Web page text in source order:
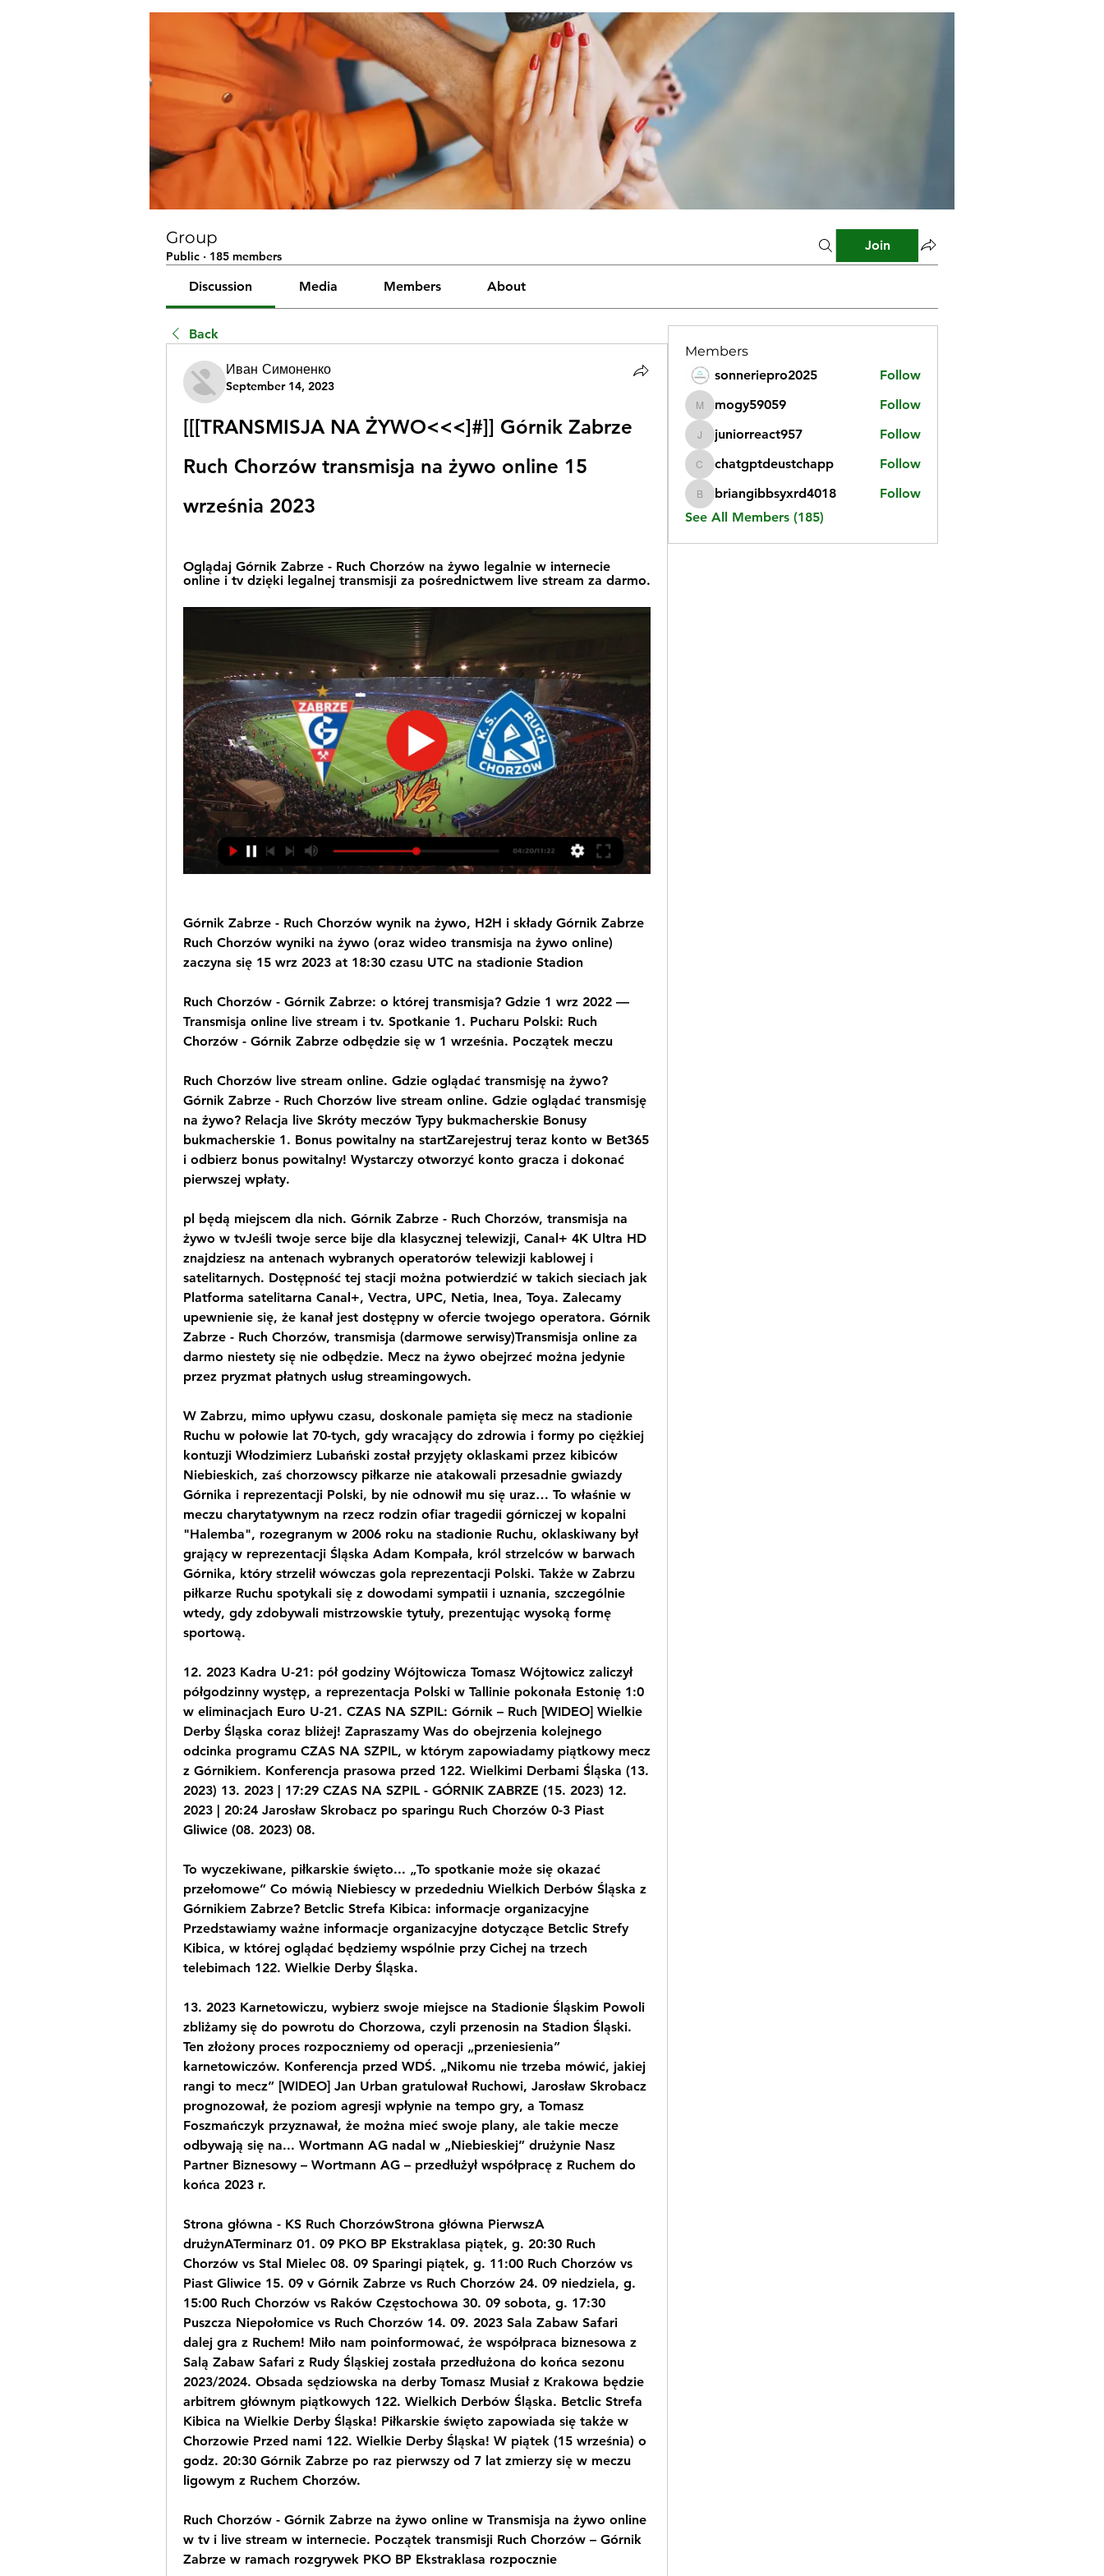
Group
Public · 185 members
Join
Discussion Media Members About
Back
Иван Симоненко
September 14, 2023
[[[TRANSMISJA NA ŻYWO<<<]#]] Górnik Zabrze
Ruch Chorzów transmisja na żywo online 15
września 2023
Oglądaj Górnik Zabrze - Ruch Chorzów na żywo legalnie w internecie
online i tv dzięki legalnej transmisji za pośrednictwem live stream za darmo.
Górnik Zabrze - Ruch Chorzów wynik na żywo, H2H i składy Górnik Zabrze
Ruch Chorzów wyniki na żywo (oraz wideo transmisja na żywo online)
zaczyna się 15 wrz 2023 at 18:30 czasu UTC na stadionie Stadion
Ruch Chorzów - Górnik Zabrze: o której transmisja? Gdzie 1 wrz 2022 —
Transmisja online live stream i tv. Spotkanie 1. Pucharu Polski: Ruch
Chorzów - Górnik Zabrze odbędzie się w 1 września. Początek meczu
Ruch Chorzów live stream online. Gdzie oglądać transmisję na żywo?
﻿Górnik Zabrze - Ruch Chorzów live stream online. Gdzie oglądać transmisję
na żywo? Relacja live Skróty meczów Typy bukmacherskie Bonusy
bukmacherskie 1. Bonus powitalny na startZarejestruj teraz konto w Bet365
i odbierz bonus powitalny! Wystarczy otworzyć konto gracza i dokonać
pierwszej wpłaty.
pl będą miejscem dla nich. Górnik Zabrze - Ruch Chorzów, transmisja na
żywo w tvJeśli twoje serce bije dla klasycznej telewizji, Canal+ 4K Ultra HD
znajdziesz na antenach wybranych operatorów telewizji kablowej i
satelitarnych. Dostępność tej stacji można potwierdzić w takich sieciach jak
Platforma satelitarna Canal+, Vectra, UPC, Netia, Inea, Toya. Zalecamy
upewnienie się, że kanał jest dostępny w ofercie twojego operatora. Górnik
Zabrze - Ruch Chorzów, transmisja (darmowe serwisy)Transmisja online za
darmo niestety się nie odbędzie. Mecz na żywo obejrzeć można jedynie
przez pryzmat płatnych usług streamingowych.
W Zabrzu, mimo upływu czasu, doskonale pamięta się mecz na stadionie
Ruchu w połowie lat 70-tych, gdy wracający do zdrowia i formy po ciężkiej
kontuzji Włodzimierz Lubański został przyjęty oklaskami przez kibiców
Niebieskich, zaś chorzowscy piłkarze nie atakowali przesadnie gwiazdy
Górnika i reprezentacji Polski, by nie odnowił mu się uraz… To właśnie w
meczu charytatywnym na rzecz rodzin ofiar tragedii górniczej w kopalni
"Halemba", rozegranym w 2006 roku na stadionie Ruchu, oklaskiwany był
grający w reprezentacji Śląska Adam Kompała, król strzelców w barwach
Górnika, który strzelił wówczas gola reprezentacji Polski. Także w Zabrzu
piłkarze Ruchu spotykali się z dowodami sympatii i uznania, szczególnie
wtedy, gdy zdobywali mistrzowskie tytuły, prezentując wysoką formę
sportową.
12. 2023 Kadra U-21: pół godziny Wójtowicza Tomasz Wójtowicz zaliczył
półgodzinny występ, a reprezentacja Polski w Tallinie pokonała Estonię 1:0
w eliminacjach Euro U-21. CZAS NA SZPIL: Górnik – Ruch [WIDEO] Wielkie
Derby Śląska coraz bliżej! Zapraszamy Was do obejrzenia kolejnego
odcinka programu CZAS NA SZPIL, w którym zapowiadamy piątkowy mecz
z Górnikiem. Konferencja prasowa przed 122. Wielkimi Derbami Śląska (13.
2023) 13. 2023 | 17:29 CZAS NA SZPIL - GÓRNIK ZABRZE (15. 2023) 12.
2023 | 20:24 Jarosław Skrobacz po sparingu Ruch Chorzów 0-3 Piast
Gliwice (08. 2023) 08.
To wyczekiwane, piłkarskie święto... „To spotkanie może się okazać
przełomowe” Co mówią Niebiescy w przededniu Wielkich Derbów Śląska z
Górnikiem Zabrze? Betclic Strefa Kibica: informacje organizacyjne
Przedstawiamy ważne informacje organizacyjne dotyczące Betclic Strefy
Kibica, w której oglądać będziemy wspólnie przy Cichej na trzech
telebimach 122. Wielkie Derby Śląska.
13. 2023 Karnetowiczu, wybierz swoje miejsce na Stadionie Śląskim Powoli
zbliżamy się do powrotu do Chorzowa, czyli przenosin na Stadion Śląski.
Ten złożony proces rozpoczniemy od operacji „przeniesienia”
karnetowiczów. Konferencja przed WDŚ. „Nikomu nie trzeba mówić, jakiej
rangi to mecz” [WIDEO] Jan Urban gratulował Ruchowi, Jarosław Skrobacz
prognozował, że poziom agresji wpłynie na tempo gry, a Tomasz
Foszmańczyk przyznawał, że można mieć swoje plany, ale takie mecze
odbywają się na... Wortmann AG nadal w „Niebieskiej” drużynie Nasz
Partner Biznesowy – Wortmann AG – przedłużył współpracę z Ruchem do
końca 2023 r.
Strona główna - KS Ruch ChorzówStrona główna PierwszA
drużynATerminarz 01. 09 PKO BP Ekstraklasa piątek, g. 20:30 Ruch
Chorzów vs Stal Mielec 08. 09 Sparingi piątek, g. 11:00 Ruch Chorzów vs
Piast Gliwice 15. 09 v Górnik Zabrze vs Ruch Chorzów 24. 09 niedziela, g.
15:00 Ruch Chorzów vs Raków Częstochowa 30. 09 sobota, g. 17:30
Puszcza Niepołomice vs Ruch Chorzów 14. 09. 2023 Sala Zabaw Safari
dalej gra z Ruchem! Miło nam poinformować, że współpraca biznesowa z
Salą Zabaw Safari z Rudy Śląskiej została przedłużona do końca sezonu
2023/2024. Obsada sędziowska na derby Tomasz Musiał z Krakowa będzie
arbitrem głównym piątkowych 122. Wielkich Derbów Śląska. Betclic Strefa
Kibica na Wielkie Derby Śląska! Piłkarskie święto zapowiada się także w
Chorzowie Przed nami 122. Wielkie Derby Śląska! W piątek (15 września) o
godz. 20:30 Górnik Zabrze po raz pierwszy od 7 lat zmierzy się w meczu
ligowym z Ruchem Chorzów.
Ruch Chorzów - Górnik Zabrze na żywo online w Transmisja na żywo online
w tv i live stream w internecie. Początek transmisji Ruch Chorzów – Górnik
Zabrze w ramach rozgrywek PKO BP Ekstraklasa rozpocznie
Members
sonneriepro2025
Follow
mogy59059
mogy59059 Follow
juniorreact957
juniorreact957 Follow
chatgptdeustchapp
chatgptdeustchapp Follow
briangibbsyxrd4018
briangibbsyxrd4018
Follow
See All Members (185)